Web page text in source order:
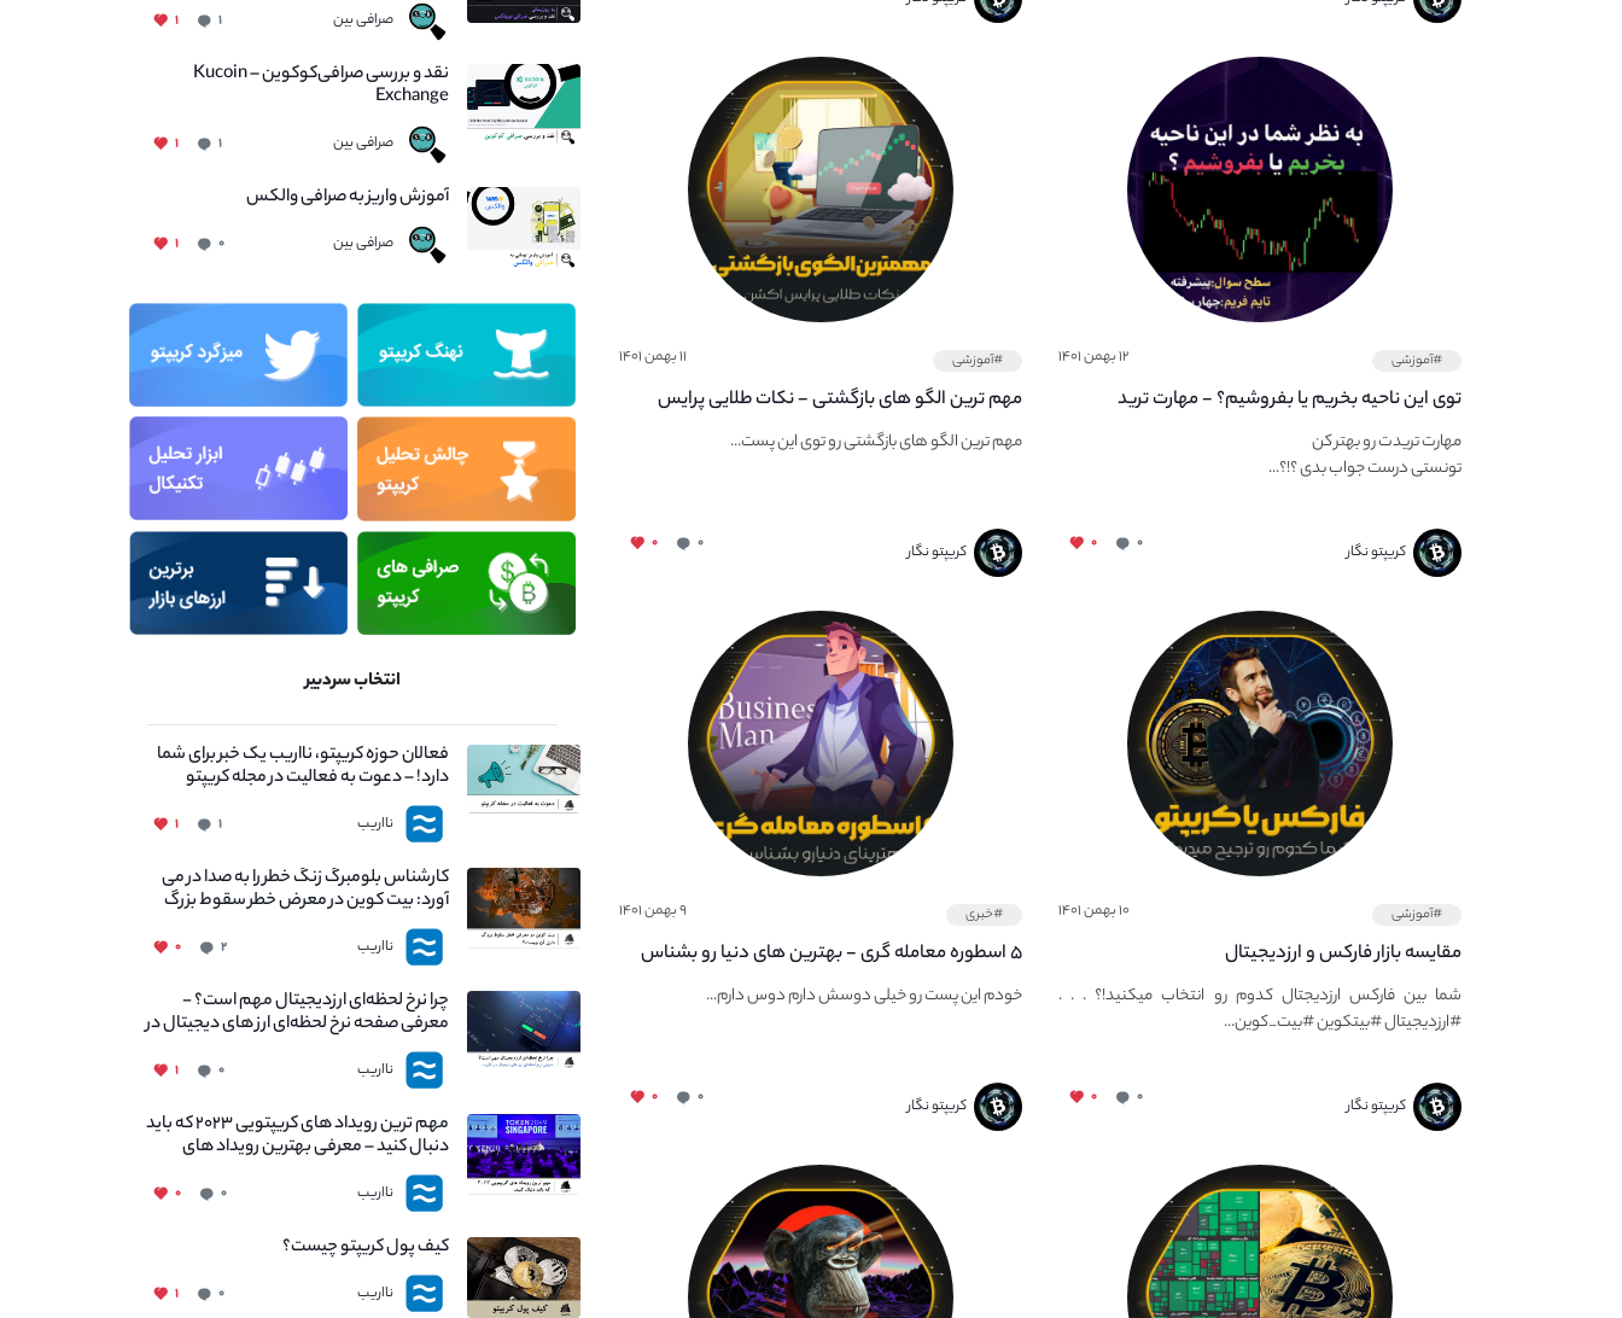
#آموزشی ۱۲ بهمن ۱۴۰۱
توی این ناحیه بخریم یا بفروشیم؟ - مهارت ترید
مهارت تریدت رو بهتر کن
تونستی درست جواب بدی ؟!؟...
کریپتو نگار ۰ ۰
#آموزشی ۱۱ بهمن ۱۴۰۱
مهم ترین الگو های بازگشتی - نکات طلایی پرایس
اکشن
مهم ترین الگو های بازگشتی رو توی این پست...
کریپتو نگار ۰ ۰
#آموزشی ۱۰ بهمن ۱۴۰۱
مقایسه بازار فارکس و ارزدیجیتال
شما بین فارکس ارزدیجتال کدوم رو انتخاب میکنید!؟ . . .
#ارزدیجیتال #بیتکوین #بیت_کوین...
کریپتو نگار ۰ ۰
#خبری ۹ بهمن ۱۴۰۱
۵ اسطوره معامله گری - بهترین های دنیا رو بشناس
خودم این پست رو خیلی دوسش دارم دوس دارم...
کریپتو نگار ۰ ۰
صرافی بین ۱ ۱
نقد و بررسی صرافی‌کوکوین – Kucoin
Exchange
صرافی بین ۱ ۱
آموزش واریز به صرافی والکس
صرافی بین ۰ ۱
انتخاب سردبیر
فعالان حوزه کریپتو، نااریب یک خبر برای شما
دارد! – دعوت به فعالیت در مجله کریپتو
نااریب ۱ ۱
کارشناس بلومبرگ زنگ خطر را به صدا در می
آورد: بیت کوین در معرض خطر سقوط بزرگ
است - دلیل آن چیست؟
نااریب ۲ ۰
چرا نرخ لحظه‌ای ارزدیجیتال مهم است؟ -
معرفی صفحه نرخ لحظه‌ای ارز های دیجیتال در
نااریب
نااریب ۰ ۱
مهم ترین رویداد های کریپتویی ۲۰۲۳ که باید
دنبال کنید – معرفی بهترین رویداد های
جهانی
نااریب ۰ ۰
کیف پول کریپتو چیست؟
نااریب ۰ ۱